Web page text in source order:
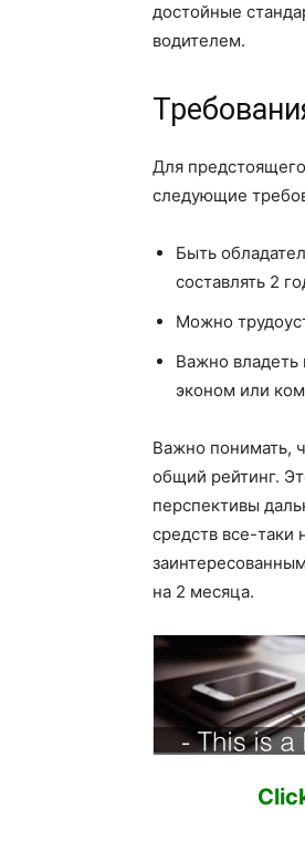
достойные
водителем.
Для
следующие
Быть
составлять 2
Можно
Важно
эконом или
Важно понимать,
общий рейтинг.
перспективы
средств все-таки
на 2 месяца.